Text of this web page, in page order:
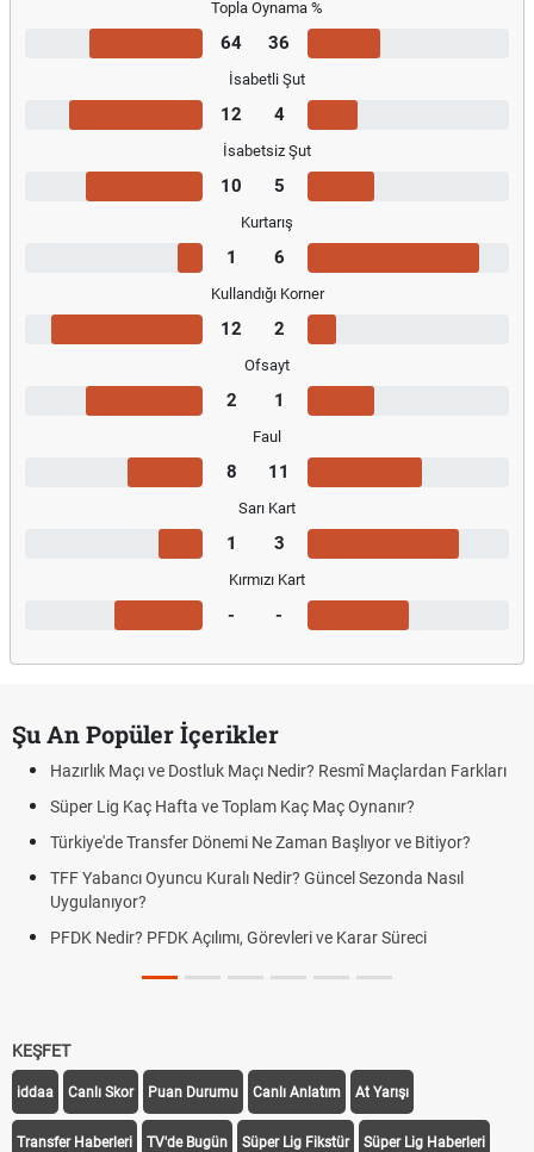
Topla Oynama %
64 36
İsabetli Şut
12 4
İsabetsiz Şut
10 5
Kurtarış
1 6
Kullandığı Korner
12 2
Ofsayt
2 1
Faul
8 11
Sarı Kart
1 3
Kırmızı Kart
- -
Şu An Popüler İçerikler
Hazırlık Maçı ve Dostluk Maçı Nedir? Resmî Maçlardan Farkları
Süper Lig Kaç Hafta ve Toplam Kaç Maç Oynanır?
Türkiye'de Transfer Dönemi Ne Zaman Başlıyor ve Bitiyor?
TFF Yabancı Oyuncu Kuralı Nedir? Güncel Sezonda Nasıl
Uygulanıyor?
PFDK Nedir? PFDK Açılımı, Görevleri ve Karar Süreci
KEŞFET
iddaa Canlı Skor Puan Durumu Canlı Anlatım At Yarışı
Transfer Haberleri TV'de Bugün Süper Lig Fikstür Süper Lig Haberleri